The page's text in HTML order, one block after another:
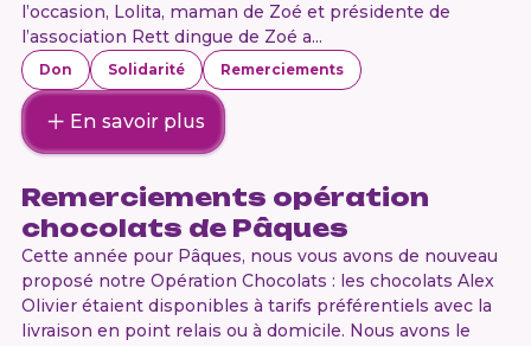
l’occasion, Lolita, maman de Zoé et présidente de
l’association Rett dingue de Zoé a...
Don Solidarité Remerciements
En savoir plus
Remerciements opération
chocolats de Pâques
Cette année pour Pâques, nous vous avons de nouveau
proposé notre Opération Chocolats : les chocolats Alex
Olivier étaient disponibles à tarifs préférentiels avec la
livraison en point relais ou à domicile. Nous avons le